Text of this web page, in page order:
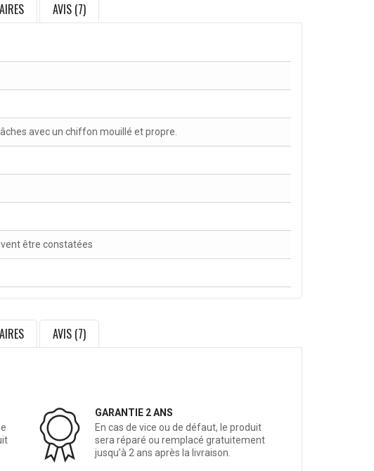
AVIS (7)
avec un chiffon mouillé et propre.
être constatées
AVIS (7)
GARANTIE 2 ANS
En cas de vice ou de défaut, le produit
sera réparé ou remplacé gratuitement
jusqu’à 2 ans après la livraison.